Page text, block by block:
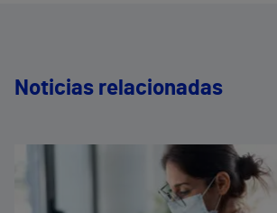
Noticias relacionadas